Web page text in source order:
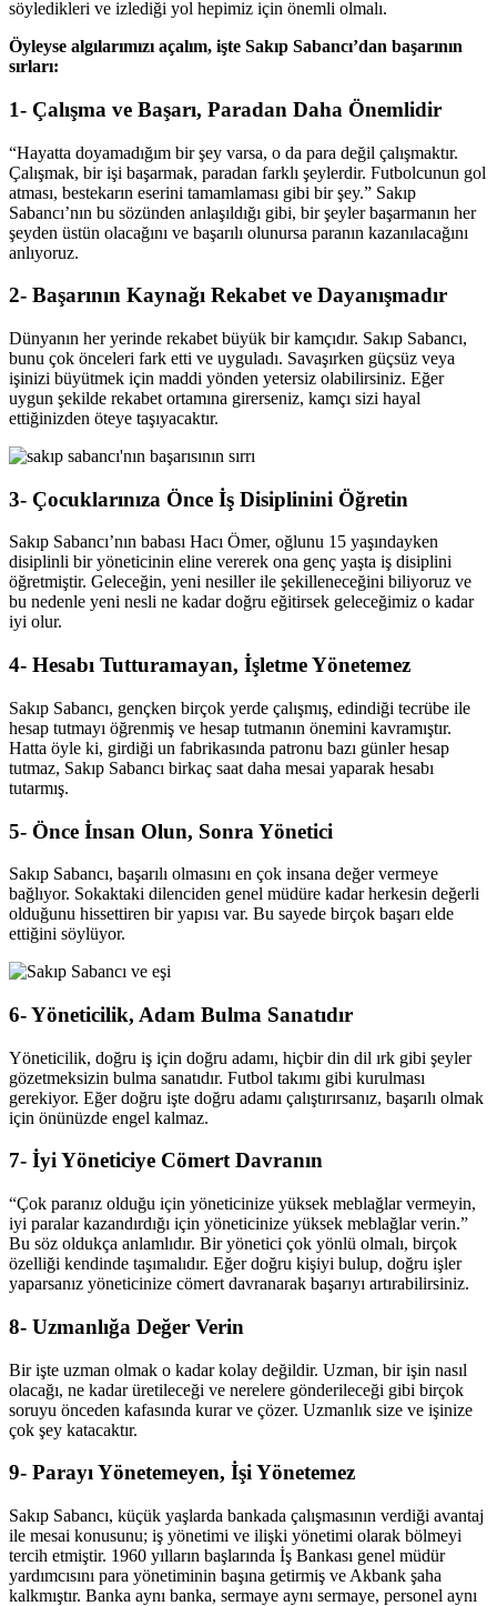
söyledikleri ve izlediği yol hepimiz için önemli olmalı.
Öyleyse algılarımızı açalım, işte Sakıp Sabancı’dan başarının
sırları:
1- Çalışma ve Başarı, Paradan Daha Önemlidir
“Hayatta doyamadığım bir şey varsa, o da para değil çalışmaktır.
Çalışmak, bir işi başarmak, paradan farklı şeylerdir. Futbolcunun gol
atması, bestekarın eserini tamamlaması gibi bir şey.” Sakıp
Sabancı’nın bu sözünden anlaşıldığı gibi, bir şeyler başarmanın her
şeyden üstün olacağını ve başarılı olunursa paranın kazanılacağını
anlıyoruz.
2- Başarının Kaynağı Rekabet ve Dayanışmadır
Dünyanın her yerinde rekabet büyük bir kamçıdır. Sakıp Sabancı,
bunu çok önceleri fark etti ve uyguladı. Savaşırken güçsüz veya
işinizi büyütmek için maddi yönden yetersiz olabilirsiniz. Eğer
uygun şekilde rekabet ortamına girerseniz, kamçı sizi hayal
ettiğinizden öteye taşıyacaktır.
3- Çocuklarınıza Önce İş Disiplinini Öğretin
Sakıp Sabancı’nın babası Hacı Ömer, oğlunu 15 yaşındayken
disiplinli bir yöneticinin eline vererek ona genç yaşta iş disiplini
öğretmiştir. Geleceğin, yeni nesiller ile şekilleneceğini biliyoruz ve
bu nedenle yeni nesli ne kadar doğru eğitirsek geleceğimiz o kadar
iyi olur.
4- Hesabı Tutturamayan, İşletme Yönetemez
Sakıp Sabancı, gençken birçok yerde çalışmış, edindiği tecrübe ile
hesap tutmayı öğrenmiş ve hesap tutmanın önemini kavramıştır.
Hatta öyle ki, girdiği un fabrikasında patronu bazı günler hesap
tutmaz, Sakıp Sabancı birkaç saat daha mesai yaparak hesabı
tutarmış.
5- Önce İnsan Olun, Sonra Yönetici
Sakıp Sabancı, başarılı olmasını en çok insana değer vermeye
bağlıyor. Sokaktaki dilenciden genel müdüre kadar herkesin değerli
olduğunu hissettiren bir yapısı var. Bu sayede birçok başarı elde
ettiğini söylüyor.
6- Yöneticilik, Adam Bulma Sanatıdır
Yöneticilik, doğru iş için doğru adamı, hiçbir din dil ırk gibi şeyler
gözetmeksizin bulma sanatıdır. Futbol takımı gibi kurulması
gerekiyor. Eğer doğru işte doğru adamı çalıştırırsanız, başarılı olmak
için önünüzde engel kalmaz.
7- İyi Yöneticiye Cömert Davranın
“Çok paranız olduğu için yöneticinize yüksek meblağlar vermeyin,
iyi paralar kazandırdığı için yöneticinize yüksek meblağlar verin.”
Bu söz oldukça anlamlıdır. Bir yönetici çok yönlü olmalı, birçok
özelliği kendinde taşımalıdır. Eğer doğru kişiyi bulup, doğru işler
yaparsanız yöneticinize cömert davranarak başarıyı artırabilirsiniz.
8- Uzmanlığa Değer Verin
Bir işte uzman olmak o kadar kolay değildir. Uzman, bir işin nasıl
olacağı, ne kadar üretileceği ve nerelere gönderileceği gibi birçok
soruyu önceden kafasında kurar ve çözer. Uzmanlık size ve işinize
çok şey katacaktır.
9- Parayı Yönetemeyen, İşi Yönetemez
Sakıp Sabancı, küçük yaşlarda bankada çalışmasının verdiği avantaj
ile mesai konusunu; iş yönetimi ve ilişki yönetimi olarak bölmeyi
tercih etmiştir. 1960 yılların başlarında İş Bankası genel müdür
yardımcısını para yönetiminin başına getirmiş ve Akbank şaha
kalkmıştır. Banka aynı banka, sermaye aynı sermaye, personel aynı